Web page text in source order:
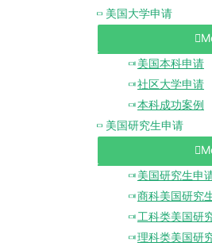
美国大学申请
美国本科申请
社区大学申请
本科成功案例
美国研究生申请
美国研究生申
商科美国研究
工科类美国研
理科类美国研